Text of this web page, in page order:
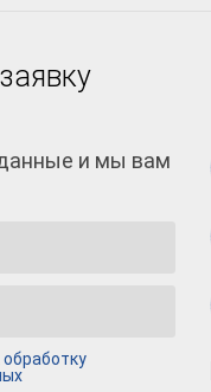
и мы вам
обработку